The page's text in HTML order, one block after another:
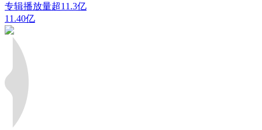
专辑播放量超11.3亿
11.40亿